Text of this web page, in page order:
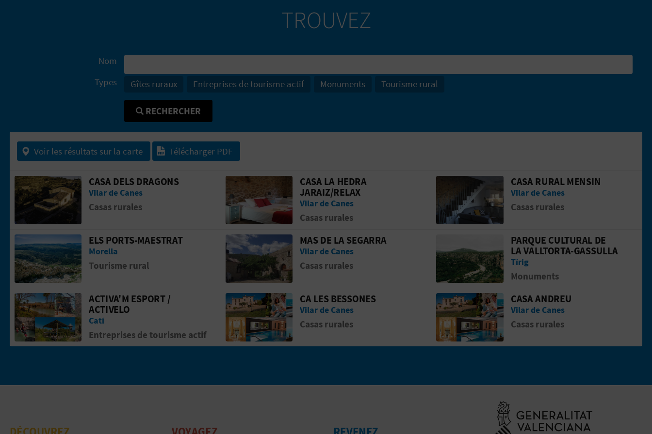
TROUVEZ
Nom
Types
Gîtes ruraux Entreprises de tourisme actif Monuments Tourisme rural
RECHERCHER
Voir les résultats sur la carte Télécharger PDF
Aller &agrave; la pageCASA DELS DRAGONS
CASA DELS DRAGONS
Vilar de Canes
Casas rurales
Aller &agrave; la pageCASA LA HEDRA JARAIZ/RELAX
CASA LA HEDRA
JARAIZ/RELAX
Vilar de Canes
Casas rurales
Aller &agrave; la pageCASA RURAL
CASA RURAL MENSIN
Vilar de Canes
Casas rurales
Aller &agrave; la pageEls Ports-Maestrat
ELS PORTS-MAESTRAT
Morella
Tourisme rural
Aller &agrave; la pageMAS DE LA SEGARRA
MAS DE LA SEGARRA
Vilar de Canes
Casas rurales
Aller &agrave; la pageParque Cultural
PARQUE CULTURAL DE
LA VALLTORTA-GASSULLA
Tírig
Monuments
Aller &agrave; la pageACTIVA'M ESPORT / ACTIVELO
ACTIVA'M ESPORT /
ACTIVELO
Catí
Entreprises de tourisme actif
Aller &agrave; la pageCA LES BESSONES
CA LES BESSONES
Vilar de Canes
Casas rurales
Aller &agrave; la pageCASA ANDREU
CASA ANDREU
Vilar de Canes
Casas rurales